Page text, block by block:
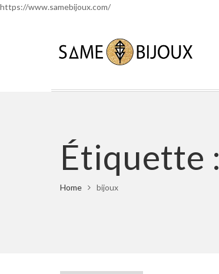
https://www.samebijoux.com/
Étiquette :
Home bijoux